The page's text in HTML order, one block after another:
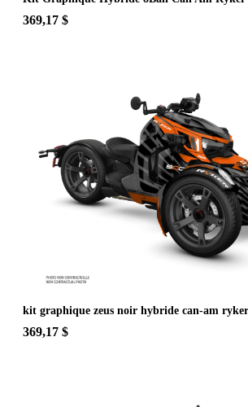
369,17 $
kit graphique zeus noir hybride can-am
369,17 $